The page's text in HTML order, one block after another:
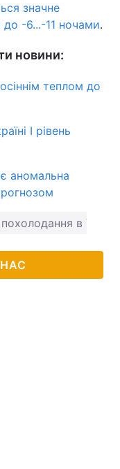
значне
-6...-11 ночами.
новини:
теплом до
І рівень
аномальна
похолодання в